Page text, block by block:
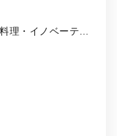
理・イノベーティ